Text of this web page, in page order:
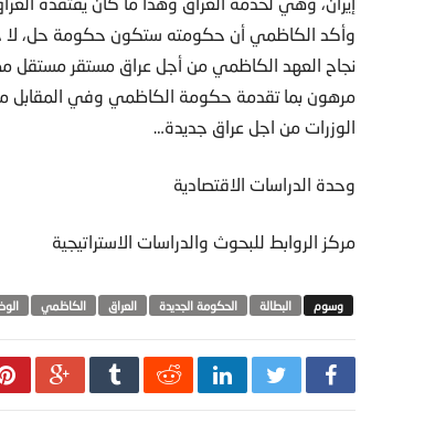
وأكد الكاظمي أن حكومته ستكون حكومة حل، لا
نجاح العهد الكاظمي من أجل عراق مستقر مستقل
مرهون بما تقدمة حكومة الكاظمي وفي المقابل
الوزرات من اجل عراق جديدة…
وحدة الدراسات الاقتصادية
مركز الروابط للبحوث والدراسات الاستراتيجية
البطالة الحكومة الجديدة العراق الكاظمي